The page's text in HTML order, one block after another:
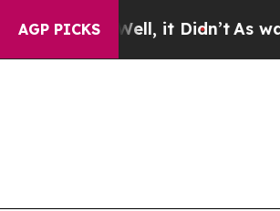
AGP PICKS
Well, it Didn’t As war With